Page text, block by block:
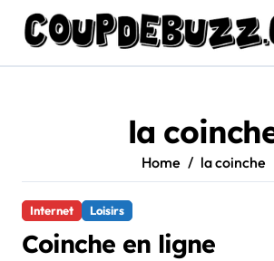
content
la
Home la coinche
Internet Loisirs
Coinche en ligne